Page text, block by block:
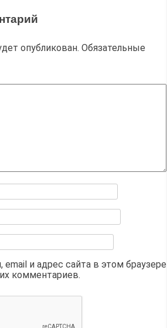
опубликован. Обязательные
и адрес сайта в этом браузере
комментариев.